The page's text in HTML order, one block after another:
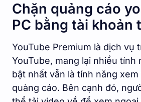
Chặn quảng cáo
PC bằng tài khoản
YouTube Premium là dịch vụ
YouTube, mang lại nhiều tính
bật nhất vẫn là tính năng
quảng cáo. Bên cạnh đó,